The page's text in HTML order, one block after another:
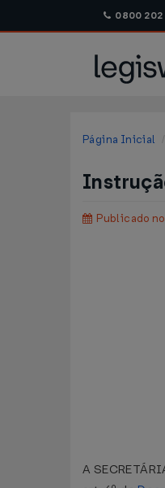
0800 202
Página Inicial
Publicado
A